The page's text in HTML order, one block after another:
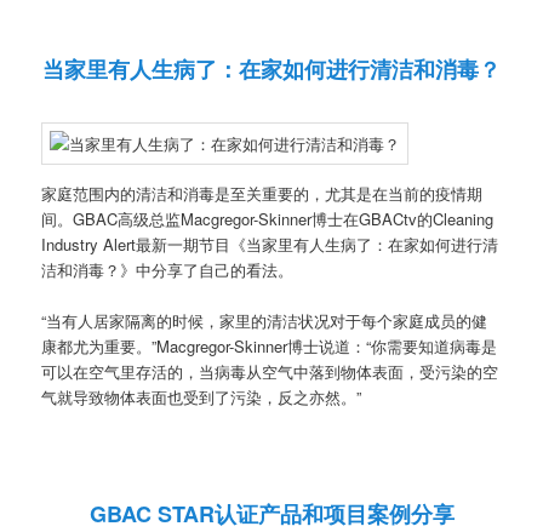
当家里有人生病了：在家如何进行清洁和消毒？
家庭范围内的清洁和消毒是至关重要的，尤其是在当前的疫情期
间。GBAC高级总监Macgregor-Skinner博士在GBACtv的Cleaning
Industry Alert最新一期节目《当家里有人生病了：在家如何进行清
洁和消毒？》中分享了自己的看法。
“当有人居家隔离的时候，家里的清洁状况对于每个家庭成员的健
康都尤为重要。”Macgregor-Skinner博士说道：“你需要知道病毒是
可以在空气里存活的，当病毒从空气中落到物体表面，受污染的空
气就导致物体表面也受到了污染，反之亦然。”
GBAC STAR认证产品和项目案例分享